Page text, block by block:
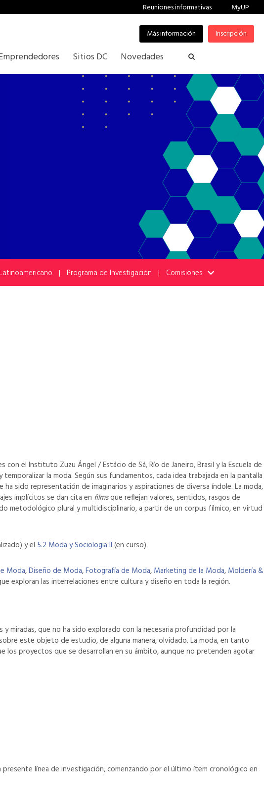
Reuniones informativas MyUP
Inscripción
Más información
Sitios DC Novedades
| Programa de Investigación | Comisiones
el Instituto Zuzu Ángel / Estácio de Sá, Río de Janeiro, Brasil y la Escuela de
la moda. Según sus fundamentos, cada idea trabajada en la pantalla
sido representación de imaginarios y aspiraciones de diversa índole. La moda,
implícitos se dan cita en filmsque reflejan valores, sentidos, rasgos de
metodológico plural y multidisciplinario, a partir de un corpus fílmico, en virtud
y el 5.2 Moda y Sociologia II (en curso).
Moda,Diseño de Moda,Fotografía de Moda, Marketing de la Moda, Moldería &
exploran las interrelaciones entre cultura y diseño en toda la región.
miradas, que no ha sido explorado con la necesaria profundidad por la
este objeto de estudio, de alguna manera, olvidado. La moda, en tanto
los proyectos que se desarrollan en su ámbito, aunque no pretenden agotar
línea de investigación, comenzando por el último ítem cronológico en